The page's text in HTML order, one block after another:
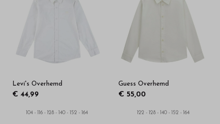
kwaliteit
onze
webshop
Levi's Overhemd
€ 44,99
104 - 116 - 128 - 140 - 152 - 164
Guess Overhemd
€ 55,00
122 - 128 - 140 - 152 - 164